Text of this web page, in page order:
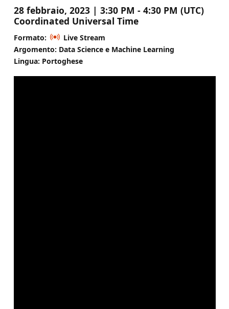
28 febbraio, 2023 | 3:30 PM - 4:30 PM (UTC)
Coordinated Universal Time
Formato:
Live Stream
Argomento: Data Science e Machine Learning
Lingua: Portoghese